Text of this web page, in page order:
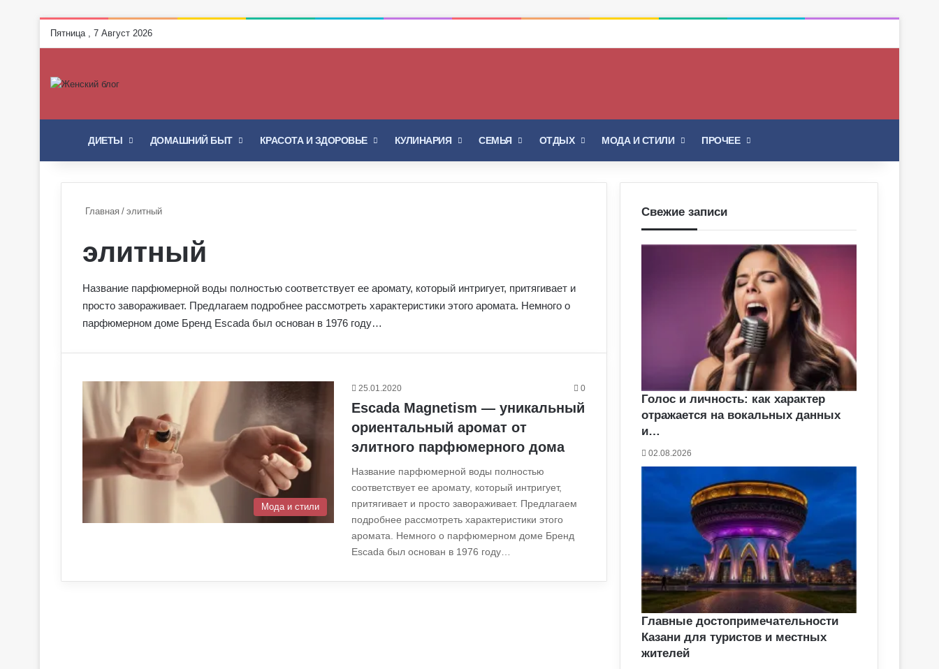
Пятница , 7 Август 2026
ГЛАВНАЯ
ДИЕТЫ ДОМАШНИЙ БЫТ КРАСОТА И ЗДОРОВЬЕ КУЛИНАРИЯ СЕМЬЯ ОТДЫХ МОДА И СТИЛИ ПРОЧЕЕ
Главная / элитный
элитный
Название парфюмерной воды полностью соответствует ее аромату, который интригует, притягивает и
просто завораживает. Предлагаем подробнее рассмотреть характеристики этого аромата. Немного о
парфюмерном доме Бренд Escada был основан в 1976 году…
Мода и стили
25.01.2020 0
Escada Magnetism — уникальный
ориентальный аромат от
элитного парфюмерного дома
Название парфюмерной воды полностью
соответствует ее аромату, который интригует,
притягивает и просто завораживает. Предлагаем
подробнее рассмотреть характеристики этого
аромата. Немного о парфюмерном доме Бренд
Escada был основан в 1976 году…
Свежие записи
Голос и личность: как характер
отражается на вокальных данных
и…
02.08.2026
Главные достопримечательности
Казани для туристов и местных
жителей